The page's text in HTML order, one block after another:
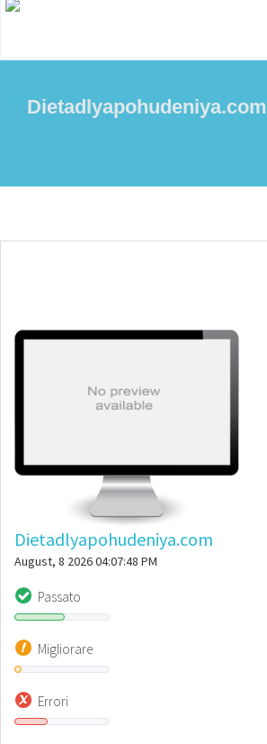
Dietadlyapohudeniya.com
Dietadlyapohudeniya.com
August, 8 2026 04:07:48 PM
Passato
Migliorare
Errori